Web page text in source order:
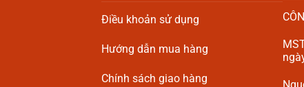
Điều khoản sử dụng
Hướng dẫn mua hàng
Chính sách giao hàng